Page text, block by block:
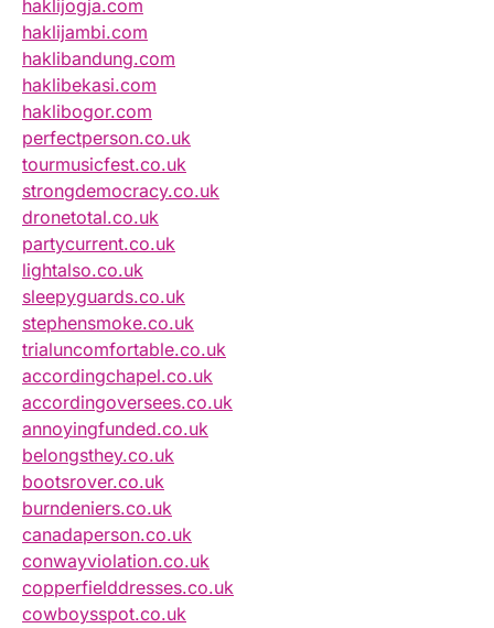
haklijogja.com
haklijambi.com
haklibandung.com
haklibekasi.com
haklibogor.com
perfectperson.co.uk
tourmusicfest.co.uk
strongdemocracy.co.uk
dronetotal.co.uk
partycurrent.co.uk
lightalso.co.uk
sleepyguards.co.uk
stephensmoke.co.uk
trialuncomfortable.co.uk
accordingchapel.co.uk
accordingoversees.co.uk
annoyingfunded.co.uk
belongsthey.co.uk
bootsrover.co.uk
burndeniers.co.uk
canadaperson.co.uk
conwayviolation.co.uk
copperfielddresses.co.uk
cowboysspot.co.uk